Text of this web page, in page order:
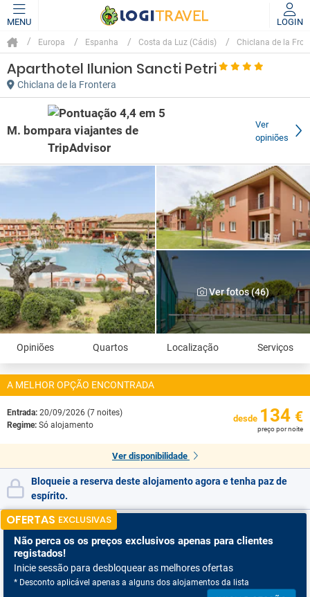
MENU LOGIN
Europa Espanha Costa da Luz (Cádis) Chiclana de la
Aparthotel Ilunion Sancti Petri
Chiclana de la Frontera
M. bom
Ver
opiniões
Ver fotos (46)
Opiniões Quartos Localização Serviços
A MELHOR OPÇÃO ENCONTRADA
Entrada: 20/09/2026 (7 noites)
Regime: Só alojamento
desde 134 €
preço por noite
Ver disponibilidade
Bloqueie a reserva deste alojamento agora e tenha paz de
espírito.
OFERTAS EXCLUSIVAS
Não perca os os preços exclusivos apenas para clientes
registados!
Inicie sessão para desbloquear as melhores ofertas
* Desconto aplicável apenas a alguns dos alojamentos da lista